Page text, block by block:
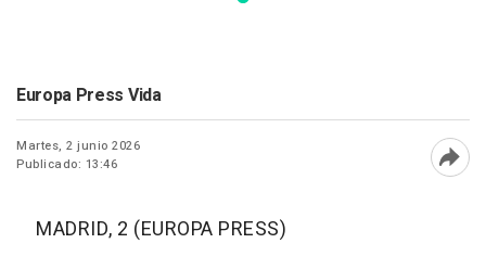
Europa Press Vida
Martes, 2 junio 2026
Publicado: 13:46
MADRID, 2 (EUROPA PRESS)